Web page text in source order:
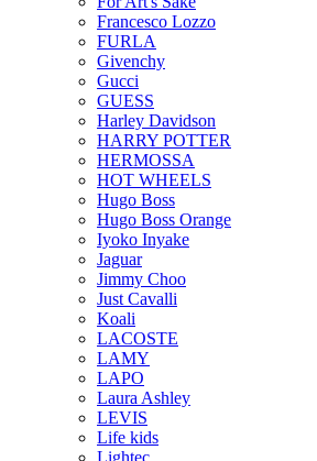
Francesco Lozzo
FURLA
Givenchy
Gucci
GUESS
Harley Davidson
HARRY POTTER
HERMOSSA
HOT WHEELS
Hugo Boss
Hugo Boss Orange
Iyoko Inyake
Jaguar
Jimmy Choo
Just Cavalli
Koali
LACOSTE
LAMY
LAPO
Laura Ashley
LEVIS
Life kids
Lightec